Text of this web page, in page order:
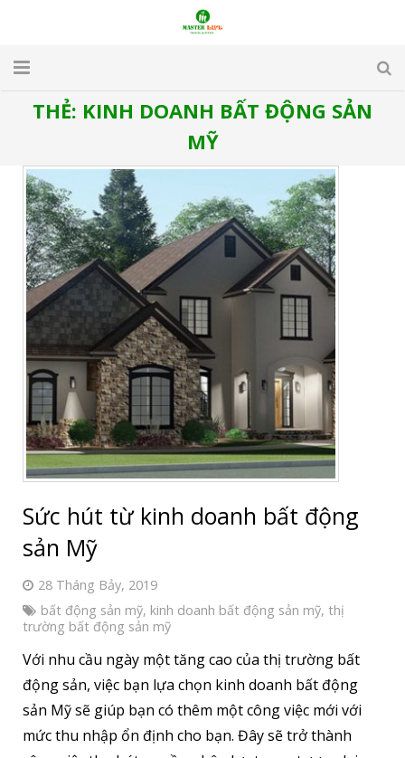
TRANG CHỦ
DU LỊCH
DU HỌC
VISA
APARTMENT & HOTEL
TUYỂN DỤNG
LIÊN HỆ
THẺ: KINH DOANH BẤT ĐỘNG SẢN
MỸ
Sức hút từ kinh doanh bất động
sản Mỹ
28 Tháng Bảy, 2019
bất động sản mỹ, kinh doanh bất động sản mỹ, thị
trường bất động sản mỹ
Với nhu cầu ngày một tăng cao của thị trường bất
động sản, việc bạn lựa chọn kinh doanh bất động
sản Mỹ sẽ giúp bạn có thêm một công việc mới với
mức thu nhập ổn định cho bạn. Đây sẽ trở thành